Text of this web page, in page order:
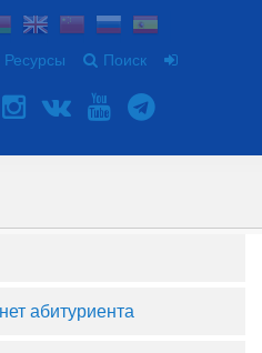
Ресурсы Поиск
абитуриента